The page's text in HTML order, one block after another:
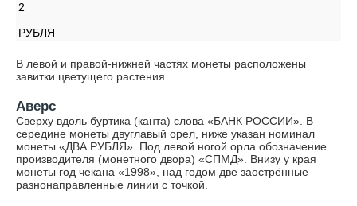
2
РУБЛЯ
В левой и правой-нижней частях монеты расположены
завитки цветущего растения.
Аверс
Сверху вдоль буртика (канта) слова «БАНК РОССИИ». В
середине монеты двуглавый орел, ниже указан номинал
монеты «ДВА РУБЛЯ». Под левой ногой орла обозначение
производителя (монетного двора) «СПМД». Внизу у края
монеты год чекана «1998», над годом две заострённые
разнонаправленные линии с точкой.